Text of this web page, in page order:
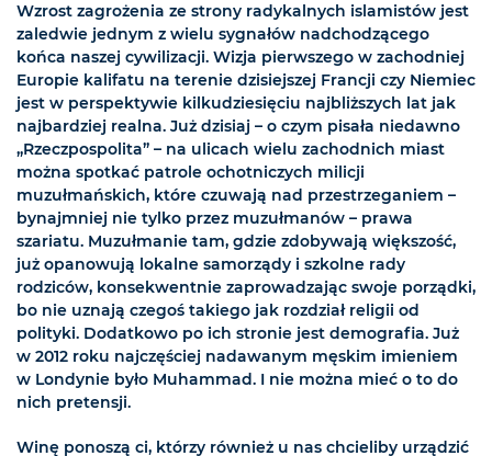
Wzrost zagrożenia ze strony radykalnych islamistów jest
zaledwie jednym z wielu sygnałów nadchodzącego
końca naszej cywilizacji. Wizja pierwszego w zachodniej
Europie kalifatu na terenie dzisiejszej Francji czy Niemiec
jest w perspektywie kilkudziesięciu najbliższych lat jak
najbardziej realna. Już dzisiaj – o czym pisała niedawno
„Rzeczpospolita” – na ulicach wielu zachodnich miast
można spotkać patrole ochotniczych milicji
muzułmańskich, które czuwają nad przestrzeganiem –
bynajmniej nie tylko przez muzułmanów – prawa
szariatu. Muzułmanie tam, gdzie zdobywają większość,
już opanowują lokalne samorządy i szkolne rady
rodziców, konsekwentnie zaprowadzając swoje porządki,
bo nie uznają czegoś takiego jak rozdział religii od
polityki. Dodatkowo po ich stronie jest demografia. Już
w 2012 roku najczęściej nadawanym męskim imieniem
w Londynie było Muhammad. I nie można mieć o to do
nich pretensji.
Winę ponoszą ci, którzy również u nas chcieliby urządzić